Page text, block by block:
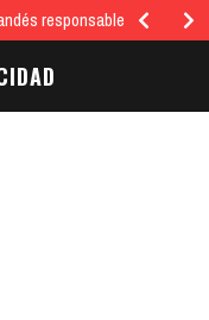
responsable del juego…